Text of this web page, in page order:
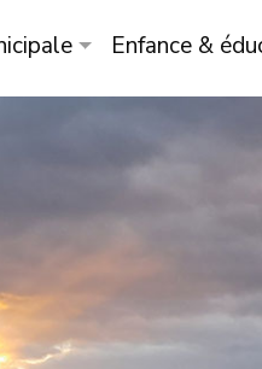
Enfance &